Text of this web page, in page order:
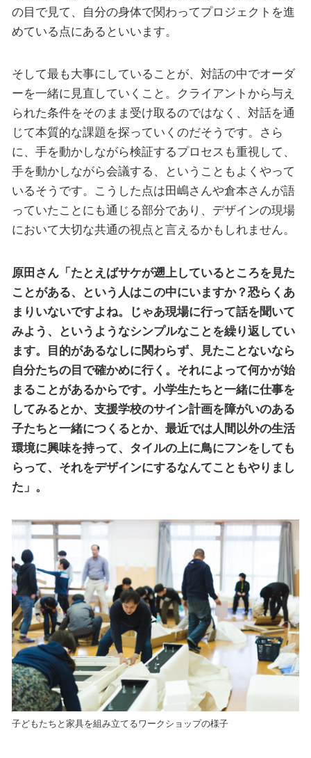
の目で見て、自分の身体で関わってプロジェクトを進
めている点にあるといいます。
そして最も大事にしていることが、対話の中でオーダ
ーを一緒に見直していくこと。クライアントから与え
られた条件をそのまま受け取るのではなく、対話を通
じて本質的な課題を探っていくのだそうです。さら
に、手を動かしながら検証するプロセスも重視して、
手を動かしながら会議する、ということもよくやって
いるそうです。こうした点は田嶋さんや倉本さんが語
っていたことにも通じる部分であり、デザインの現場
において大切な共通の視点と言えるかもしれません。
原田さん「たとえばサケが遡上しているところを見た
ことがある、という人はこの中にいますか？恐らくあ
まりいないですよね。じゃあ現場に行って話を聞いて
みよう、というようなシンプルなことを繰り返してい
ます。目的があるなしに関わらず、見たことないなら
自分たちの目で確かめに行く。それによって何かが始
まることがあるからです。小学生たちと一緒に仕事を
してみるとか、支援学校のサイン計画を障がいのある
子たちと一緒につくるとか、最近では人間以外の生活
環境に興味を持って、タイルの上に鳥にフンをしても
らって、それをデザインにするなんてこともやりまし
た」。
子どもたちと家具を組み立てるワークショップの様子